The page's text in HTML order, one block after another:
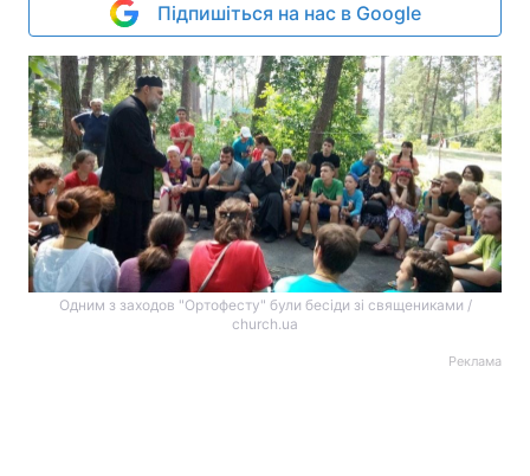
Підпишіться на нас в Google
Одним з заходов "Ортофесту" були бесіди зі священиками /
church.ua
Реклама